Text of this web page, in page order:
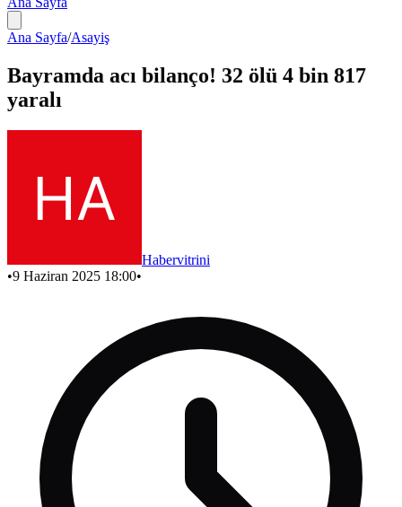
Ana Sayfa/Asayiş
Bayramda acı bilanço! 32 ölü 4 bin 817
yaralı
Habervitrini
•9 Haziran 2025 18:00•